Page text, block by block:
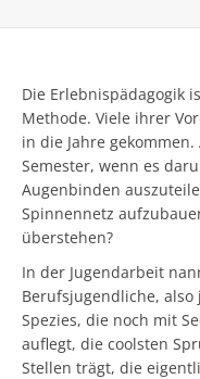
Die Erlebnispädagogik
Methode. Viele ihrer
in die Jahre
Semester, wenn es
Augenbinden
Spinnennetz
überstehen?
In der Jugendarbeit
Berufsjugendliche,
Spezies, die noch mit
auflegt, die coolsten
Stellen trägt, die